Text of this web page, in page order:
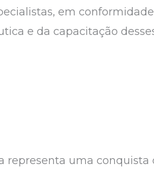
em
e da capacitação
uma conquista